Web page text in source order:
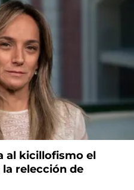
al kicillofismo el
relección de